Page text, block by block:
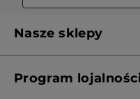
Nasze sklepy
Franczyza
Program